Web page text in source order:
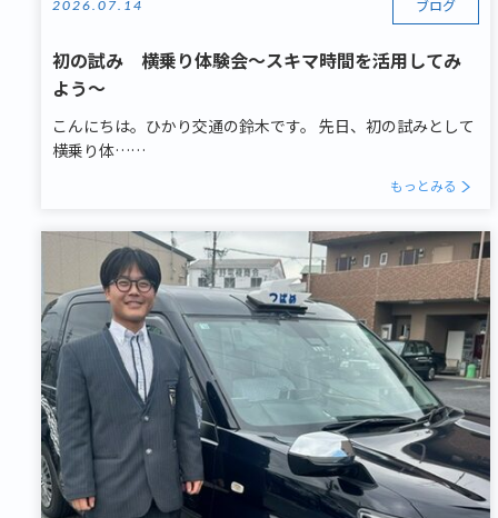
2026.07.14 ブログ
初の試み 横乗り体験会～スキマ時間を活用してみ
よう～
こんにちは。ひかり交通の鈴木です。 先日、初の試みとして
横乗り体……
もっとみる